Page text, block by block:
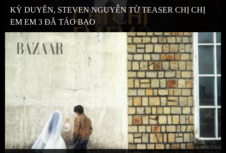
KỲ DUYÊN, STEVEN NGUYỄN TỪ TEASER CHỊ CHỊ
EM EM 3 ĐÃ TÁO BẠO